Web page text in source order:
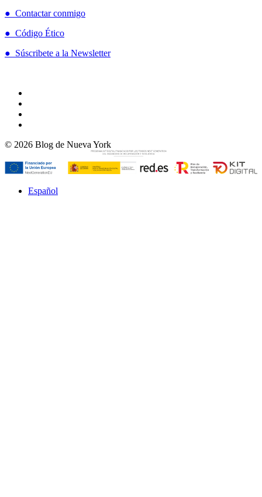
● Contactar conmigo
● Código Ético
● Súscribete a la Newsletter
© 2026 Blog de Nueva York
Español